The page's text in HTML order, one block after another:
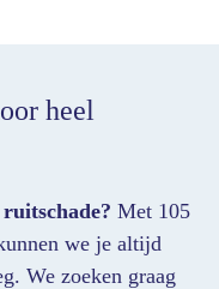
heel
Met 105
we je altijd
We zoeken graag